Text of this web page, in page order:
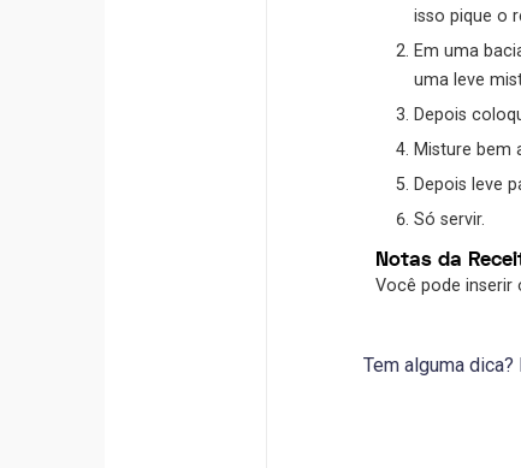
isso pique o
Em uma bacia ou outro recipiente grande, acrescente a maçã, cenoura, milho, azeitona, uva passa, carne de jaca e batata. Dê
uma leve
Depois
Misture
Depois leve
Só servir.
Notas da
Você pode
Tem alguma